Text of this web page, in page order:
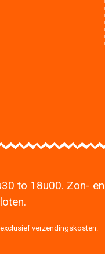
to 18u00. Zon- en
verzendingskosten.